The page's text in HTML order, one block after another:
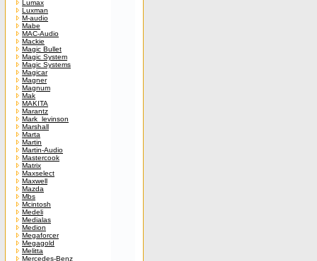
Lumax
Luxman
M-audio
Mabe
MAC-Audio
Mackie
Magic Bullet
Magic System
Magic Systems
Magicar
Magner
Magnum
Mak
MAKITA
Marantz
Mark_levinson
Marshall
Marta
Martin
Martin-Audio
Mastercook
Matrix
Maxselect
Maxwell
Mazda
Mbs
Mcintosh
Medeli
Medialas
Medion
Megaforcer
Megagold
Melitta
Mercedes-Benz